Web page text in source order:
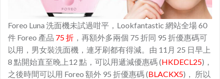
Foreo Luna 洗面機未試過咁平，Lookfantastic 網站全場 60
件 Foreo 產品 75 折 ，再額外多兩個 75 折同 95 折優惠碼可
以用，男女裝洗面機，連牙刷都有得減。由 11月 25 日早上
8 點開始直至晚上12 點，可以用遞減優惠碼 (HKDECL25)，
之後時間可以用 Foreo 額外 95 折優惠碼 (BLACKX5)， 所以